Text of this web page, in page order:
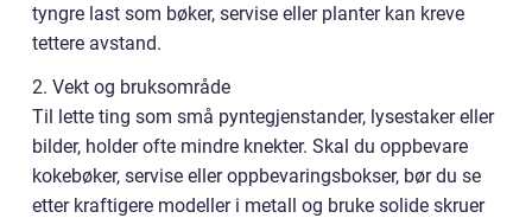
tyngre last som bøker, servise eller planter kan kreve
tettere avstand.
2. Vekt og bruksområde
Til lette ting som små pyntegjenstander, lysestaker eller
bilder, holder ofte mindre knekter. Skal du oppbevare
kokebøker, servise eller oppbevaringsbokser, bør du se
etter kraftigere modeller i metall og bruke solide skruer